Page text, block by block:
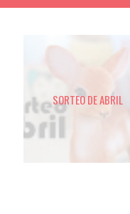
SORTEO DE ABRIL